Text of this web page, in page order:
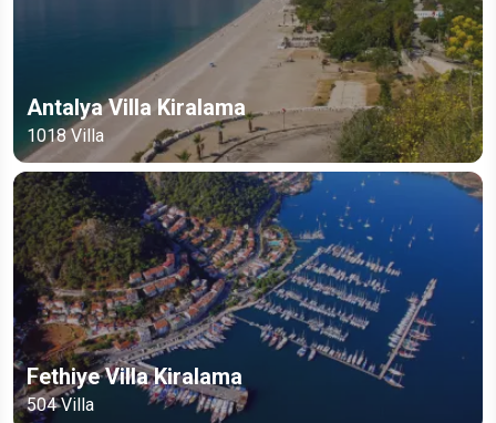
Antalya Villa Kiralama
1018Villa
Fethiye Villa Kiralama
504Villa